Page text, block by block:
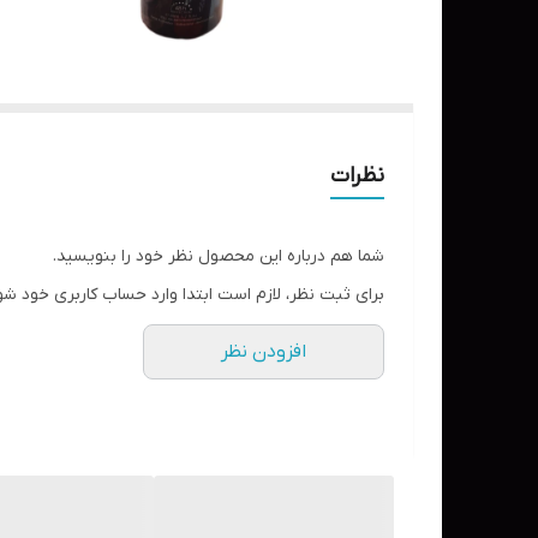
نظرات
شما هم درباره این محصول نظر خود را بنویسید.
برای ثبت نظر، لازم است ابتدا وارد حساب کاربری خود
افزودن نظر